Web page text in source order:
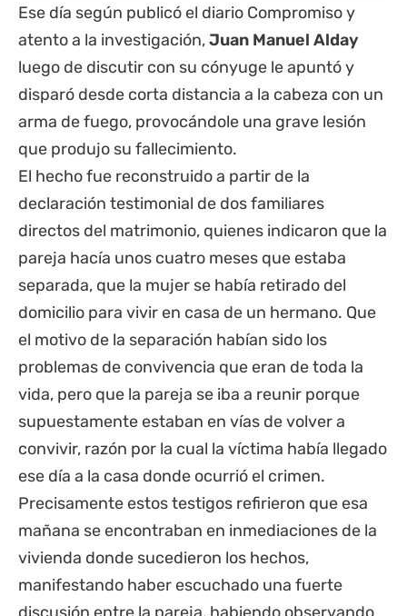
Ese día según publicó el diario Compromiso y
atento a la investigación,Juan Manuel Alday
luego de discutir con su cónyuge le apuntó y
disparó desde corta distancia a la cabeza con un
arma de fuego, provocándole una grave lesión
que produjo su fallecimiento.
El hecho fue reconstruido a partir de la
declaración testimonial de dos familiares
directos del matrimonio, quienes indicaron que la
pareja hacía unos cuatro meses que estaba
separada, que la mujer se había retirado del
domicilio para vivir en casa de un hermano. Que
el motivo de la separación habían sido los
problemas de convivencia que eran de toda la
vida, pero que la pareja se iba a reunir porque
supuestamente estaban en vías de volver a
convivir, razón por la cual la víctima había llegado
ese día a la casa donde ocurrió el crimen.
Precisamente estos testigos refirieron que esa
mañana se encontraban en inmediaciones de la
vivienda donde sucedieron los hechos,
manifestando haber escuchado una fuerte